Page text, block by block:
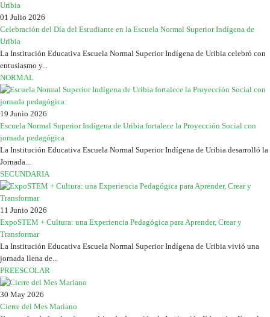
01 Julio 2026
Celebración del Día del Estudiante en la Escuela Normal Superior Indígena de
Uribia
La Institución Educativa Escuela Normal Superior Indígena de Uribia celebró con
entusiasmo y...
NORMAL
19 Junio 2026
Escuela Normal Superior Indígena de Uribia fortalece la Proyección Social con
jornada pedagógica
La Institución Educativa Escuela Normal Superior Indígena de Uribia desarrolló la
Jornada...
SECUNDARIA
11 Junio 2026
ExpoSTEM + Cultura: una Experiencia Pedagógica para Aprender, Crear y
Transformar
La Institución Educativa Escuela Normal Superior Indígena de Uribia vivió una
jornada llena de...
PREESCOLAR
30 May 2026
Cierre del Mes Mariano